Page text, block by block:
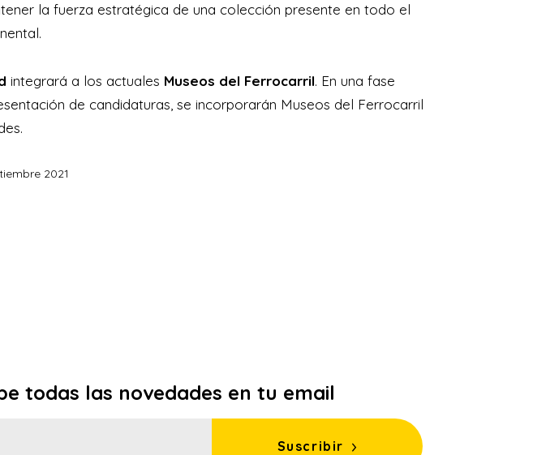
la fuerza estratégica de una colección presente en todo el
integrará a los actuales Museos del Ferrocarril. En una fase
de candidaturas, se incorporarán Museos del Ferrocarril
2021
todas las novedades en tu email
Suscribir